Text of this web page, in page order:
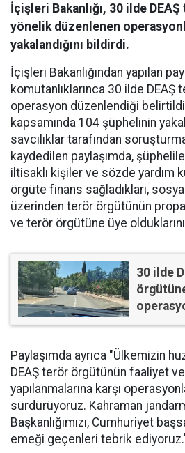
İçişleri Bakanlığı, 30 ilde
yönelik düzenlenen
yakalandığını bildirdi.
İçişleri Bakanlığından yapılan
komutanlıklarınca 30 ilde
operasyon düzenlendiği
kapsamında 104 şüphelinin
savcılıklar tarafından
kaydedilen paylaşımda,
iltisaklı kişiler ve sözde yardım
örgüte finans sağladıkları,
üzerinden terör örgütünün
ve terör örgütüne üye
30 ilde
Paylaşımda ayrıca "Ülkemizin
DEAŞ terör örgütünün faaliyet
yapılanmalarına karşı
sürdürüyoruz. Kahraman
Başkanlığımızı, Cumhuriyet
emeği geçenleri tebrik